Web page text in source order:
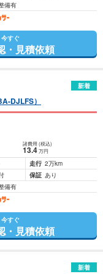
備有
今すぐ
・見積依頼
新着
DJLFS）
諸費用 (税込)
13.4 万円
走行 2万km
保証 あり
備有
今すぐ
・見積依頼
新着